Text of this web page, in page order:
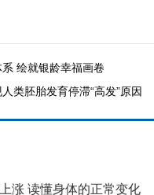
绘就银龄幸福画卷
类胚胎发育停滞“高发”原因
涨 读懂身体的正常变化